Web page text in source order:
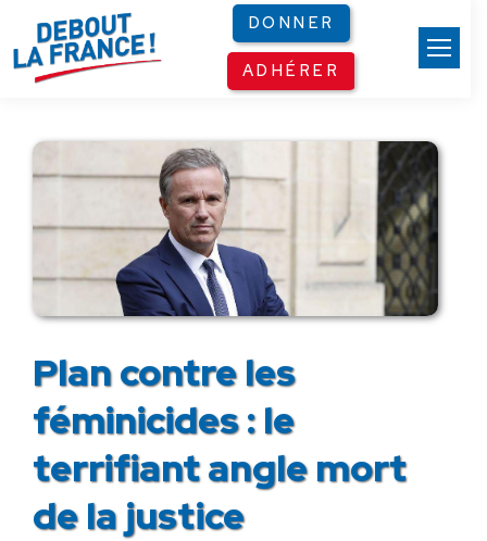
DONNER
ADHÉRER
Plan contre les
féminicides : le
terrifiant angle mort
de la justice
Panneau de gestion des cookies